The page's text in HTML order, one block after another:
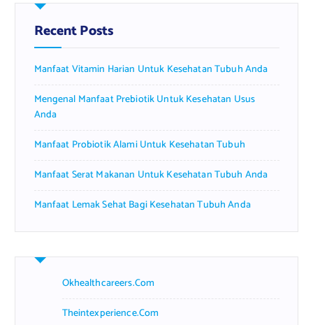
h
f
o
:
Recent Posts
Manfaat Vitamin Harian Untuk Kesehatan Tubuh Anda
Mengenal Manfaat Prebiotik Untuk Kesehatan Usus
Anda
Manfaat Probiotik Alami Untuk Kesehatan Tubuh
Manfaat Serat Makanan Untuk Kesehatan Tubuh Anda
Manfaat Lemak Sehat Bagi Kesehatan Tubuh Anda
Okhealthcareers.com
Theintexperience.com